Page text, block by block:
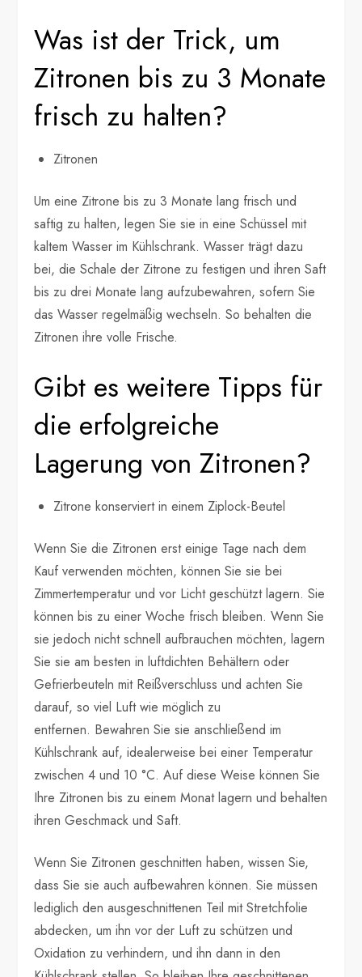
Was ist der Trick, um
Zitronen bis zu 3 Monate
frisch zu halten?
Zitronen
Um eine Zitrone bis zu 3 Monate lang frisch und
saftig zu halten, legen Sie sie in eine Schüssel mit
kaltem Wasser im Kühlschrank. Wasser trägt dazu
bei, die Schale der Zitrone zu festigen und ihren Saft
bis zu drei Monate lang aufzubewahren, sofern Sie
das Wasser regelmäßig wechseln. So behalten die
Zitronen ihre volle Frische.
Gibt es weitere Tipps für
die erfolgreiche
Lagerung von Zitronen?
Zitrone konserviert in einem Ziplock-Beutel
Wenn Sie die Zitronen erst einige Tage nach dem
Kauf verwenden möchten, können Sie sie bei
Zimmertemperatur und vor Licht geschützt lagern. Sie
können bis zu einer Woche frisch bleiben. Wenn Sie
sie jedoch nicht schnell aufbrauchen möchten, lagern
Sie sie am besten in luftdichten Behältern oder
Gefrierbeuteln mit Reißverschluss und achten Sie
darauf, so viel Luft wie möglich zu
entfernen. Bewahren Sie sie anschließend im
Kühlschrank auf, idealerweise bei einer Temperatur
zwischen 4 und 10 °C. Auf diese Weise können Sie
Ihre Zitronen bis zu einem Monat lagern und behalten
ihren Geschmack und Saft.
Wenn Sie Zitronen geschnitten haben, wissen Sie,
dass Sie sie auch aufbewahren können. Sie müssen
lediglich den ausgeschnittenen Teil mit Stretchfolie
abdecken, um ihn vor der Luft zu schützen und
Oxidation zu verhindern, und ihn dann in den